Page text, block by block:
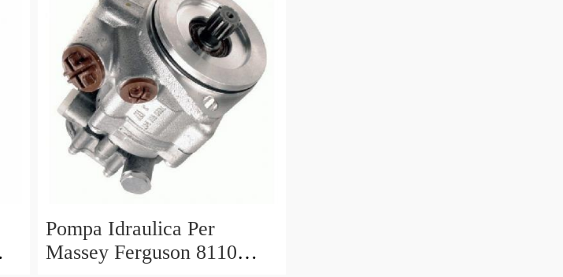
Pompa Idraulica Per
Massey Ferguson 8110